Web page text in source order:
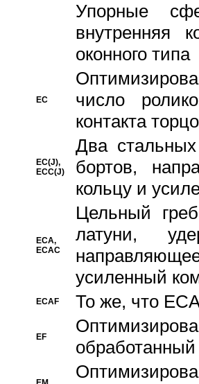
Упорные
внутренняя
оконного типа
EC
число
контакта
EC(J),
ECC(J)
Два стальных
бортов,
кольцу и
ECA,
ECAC
Цельный
латуни,
усиленный
ECAF То же, что
EF
обработанный